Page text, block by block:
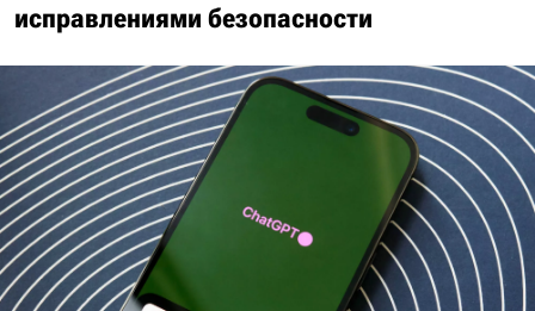
исправлениями безопасности